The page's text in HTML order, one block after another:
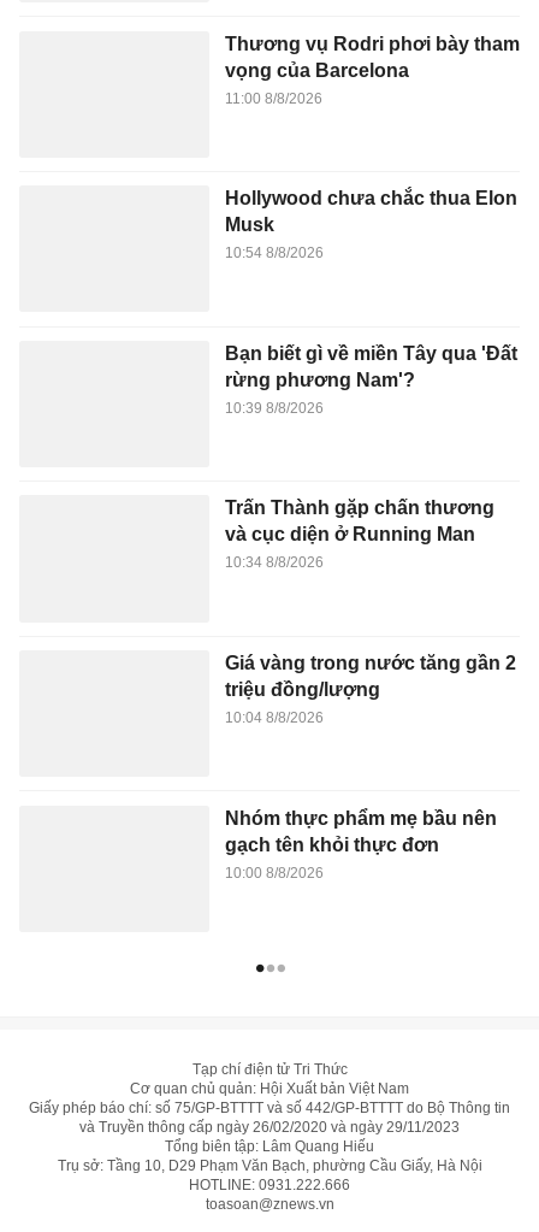
Thương vụ Rodri phơi bày tham
vọng của Barcelona
11:00 8/8/2026
Hollywood chưa chắc thua Elon
Musk
10:54 8/8/2026
Bạn biết gì về miền Tây qua 'Đất
rừng phương Nam'?
10:39 8/8/2026
Trấn Thành gặp chấn thương
và cục diện ở Running Man
10:34 8/8/2026
Giá vàng trong nước tăng gần 2
triệu đồng/lượng
10:04 8/8/2026
Nhóm thực phẩm mẹ bầu nên
gạch tên khỏi thực đơn
10:00 8/8/2026
Tạp chí điện tử Tri Thức
Cơ quan chủ quản: Hội Xuất bản Việt Nam
Giấy phép báo chí: số 75/GP-BTTTT và số 442/GP-BTTTT do Bộ Thông tin
và Truyền thông cấp ngày 26/02/2020 và ngày 29/11/2023
Tổng biên tập: Lâm Quang Hiếu
Trụ sở: Tầng 10, D29 Phạm Văn Bạch, phường Cầu Giấy, Hà Nội
HOTLINE: 0931.222.666
toasoan@znews.vn